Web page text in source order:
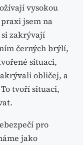
vysokou
jsem na
zakrývají
černých brýlí,
situaci,
obličej, a
tvoří situaci,
pro
jako